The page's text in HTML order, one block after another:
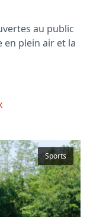
au public
en plein air et la
Sports